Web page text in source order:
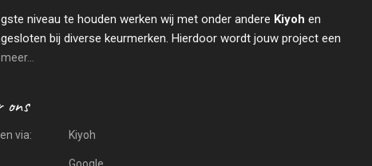
niveau te houden werken wij met onder andere Kiyoh en
bij diverse keurmerken. Hierdoor wordt jouw project een
via: Kiyoh